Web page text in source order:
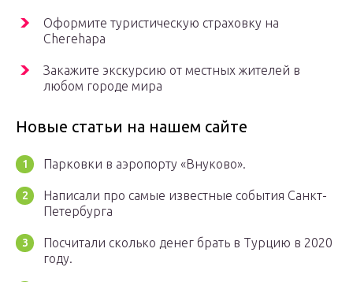
Оформите туристическую страховку на
Cherehapa
Закажите экскурсию от местных жителей в
любом городе мира
Новые статьи на нашем сайте
Парковки в аэропорту «Внуково».
Написали про самые известные события Санкт-
Петербурга
Посчитали сколько денег брать в Турцию в 2020
году.